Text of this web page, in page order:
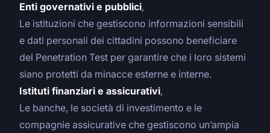
Enti governativi e pubblici,
Le istituzioni che gestiscono informazioni sensibili
e dati personali dei cittadini possono beneficiare
del Penetration Test per garantire che i loro sistemi
siano protetti da minacce esterne e interne.
Istituti finanziari e assicurativi,
Le banche, le società di investimento e le
compagnie assicurative che gestiscono un’ampia